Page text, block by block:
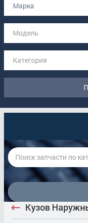
Марка
Модель
Категория
Кузов